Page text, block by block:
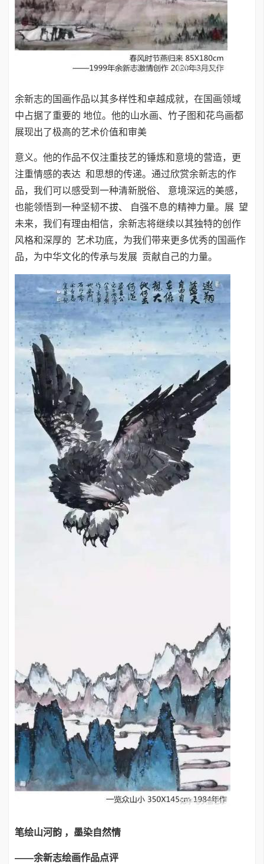
余新志的国画作品以其多样性和卓越成就，在国画领域
中占据了重要的 地位。他的山水画、竹子图和花鸟画都
展现出了极高的艺术价值和审美
意义。他的作品不仅注重技艺的锤炼和意境的营造，更
注重情感的表达 和思想的传递。通过欣赏余新志的作
品，我们可以感受到一种清新脱俗、 意境深远的美感，
也能领悟到一种坚韧不拔、 自强不息的精神力量。展 望
未来，我们有理由相信，余新志将继续以其独特的创作
风格和深厚的 艺术功底，为我们带来更多优秀的国画作
品，为中华文化的传承与发展 贡献自己的力量。
笔绘山河韵 ，墨染自然情
——余新志绘画作品点评